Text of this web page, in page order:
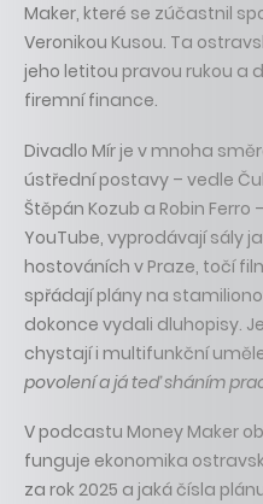
Maker, které se zúčastnil
Veronikou Kusou. Ta
jeho letitou pravou rukou a
firemní finance.
Divadlo Mír je v mnoha
ústřední postavy – vedle
Štěpán Kozub a Robin
YouTube, vyprodávají sály
hostováních v Praze, točí
spřádají plány na
dokonce vydali dluhopisy.
chystají i multifunkční
povolení a já teď sháním
V podcastu Money Maker
funguje ekonomika
za rok 2025 a jaká čísla